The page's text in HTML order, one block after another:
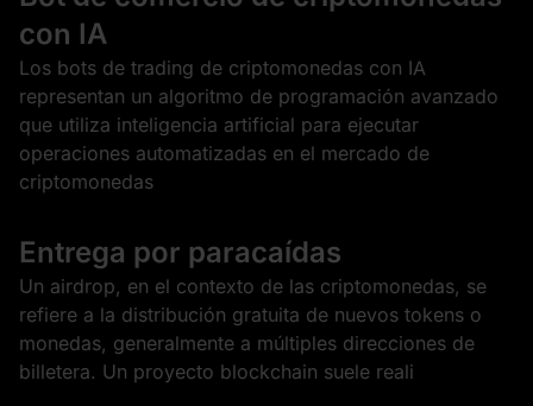
con IA
Los bots de trading de criptomonedas con IA
representan un algoritmo de programación avanzado
que utiliza inteligencia artificial para ejecutar
operaciones automatizadas en el mercado de
criptomonedas
Entrega por paracaídas
Un airdrop, en el contexto de las criptomonedas, se
refiere a la distribución gratuita de nuevos tokens o
monedas, generalmente a múltiples direcciones de
billetera. Un proyecto blockchain suele reali